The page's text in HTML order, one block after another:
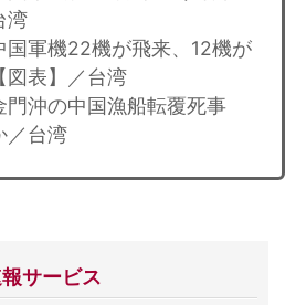
湾
国軍機22機が飛来、12機が
図表】／台湾
門沖の中国漁船転覆死事
／台湾
サービス